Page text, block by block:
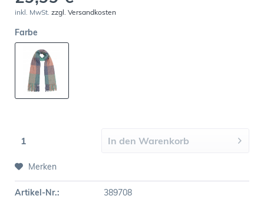
inkl. MwSt. zzgl. Versandkosten
Farbe
In den Warenkorb
Merken
Artikel-Nr.: 389708